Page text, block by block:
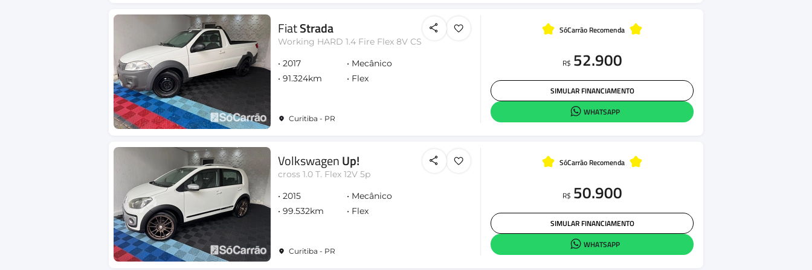
FiatStrada
Working HARD 1.4 Fire Flex 8V CS
2017
Mecânico
91.324km
Flex
Curitiba - PR
SóCarrão Recomenda
R$ 52.900
SIMULAR FINANCIAMENTO
WHATSAPP
VolkswagenUp!
cross 1.0 T. Flex 12V 5p
2015
Mecânico
99.532km
Flex
Curitiba - PR
SóCarrão Recomenda
R$ 50.900
SIMULAR FINANCIAMENTO
WHATSAPP